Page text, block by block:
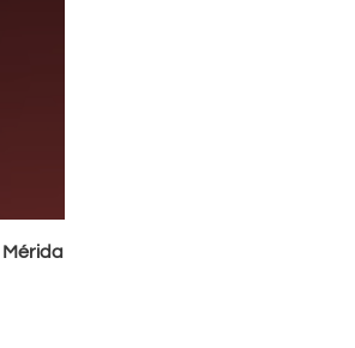
Mérida